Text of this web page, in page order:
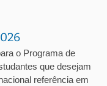
o Programa de
que desejam
referência em